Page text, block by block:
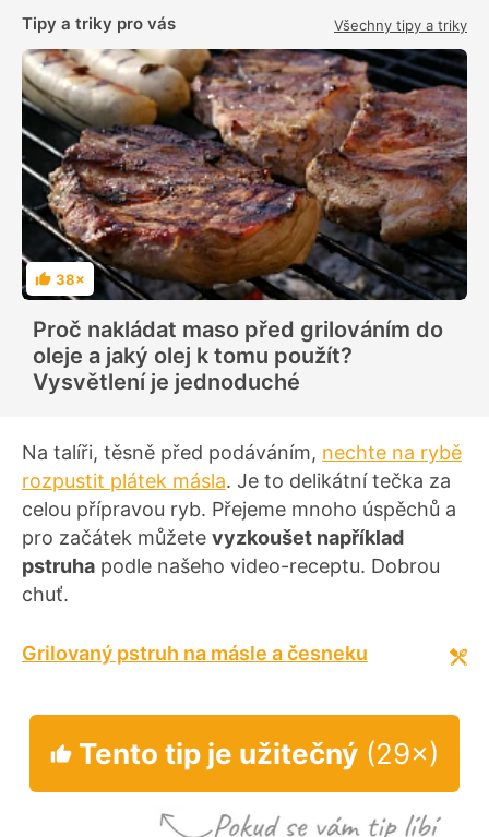
Tipy a triky pro vás Všechny tipy a triky
H
o
n
o
c
e
n
38×
Proč nakládat maso před grilováním do
oleje a jaký olej k tomu použít?
Vysvětlení je jednoduché
Na talíři, těsně před podáváním, nechte na rybě
rozpustit plátek másla. Je to delikátní tečka za
celou přípravou ryb. Přejeme mnoho úspěchů a
pro začátek můžete vyzkoušet například
pstruha podle našeho video-receptu. Dobrou
chuť.
Grilovaný pstruh na másle a česneku
Tento tip je užitečný (29×)